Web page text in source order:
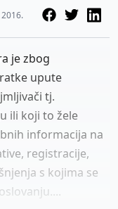
je zbog
upute
tj.
ili koji to žele
informacija na
registracije,
s kojima se